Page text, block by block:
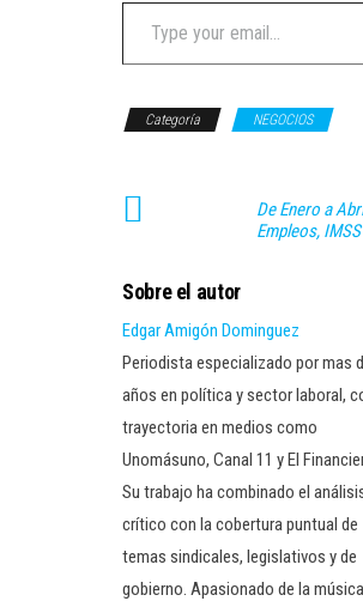
Categoría NEGOCIOS
De Enero a
Empleos, IMSS
Sobre el autor
Edgar Amigón Dominguez
Periodista especializado por mas
años en política y sector laboral,
trayectoria en medios como
Unomásuno, Canal 11 y El
Su trabajo ha combinado el
crítico con la cobertura puntual de
temas sindicales, legislativos y de
gobierno. Apasionado de la